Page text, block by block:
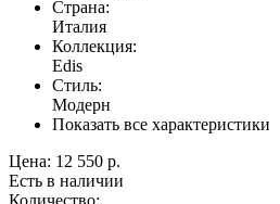
Страна:
Италия
Коллекция:
Edis
Стиль:
Модерн
Показать все характеристики
Цена: 12 550 р.
Есть в наличии
Количество: